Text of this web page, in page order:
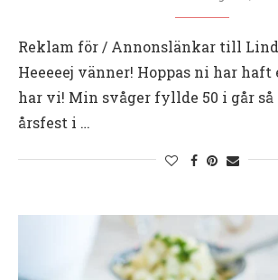
Reklam för / Annonslänkar till
Heeeeej vänner! Hoppas ni har haft
har vi! Min svåger fyllde 50 i går så
årsfest i …